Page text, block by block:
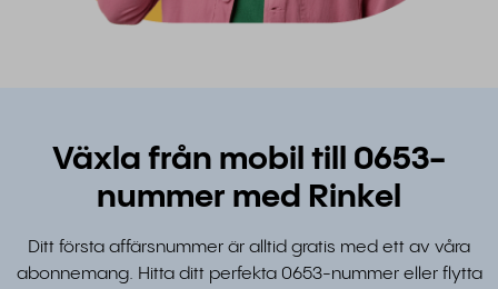
Växla från mobil till 0653-
nummer med Rinkel
Ditt första affärsnummer är alltid gratis med ett av våra
abonnemang. Hitta ditt perfekta 0653-nummer eller flytta